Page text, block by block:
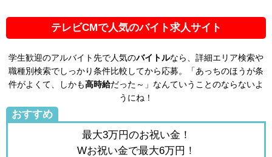
テレビCMで人気のバイト求人サイト
学生歓迎のアルバイト先で人気のバイトルなら、詳細エリア検索や
職種別検索でしっかり条件比較してから応募。「あっちのほうが条
件がよくて、しかも高時給だった～」なんていうことのならないよ
うにね！
おすすめ
最大3万円のお祝い金！
Wお祝い金で最大6万円！